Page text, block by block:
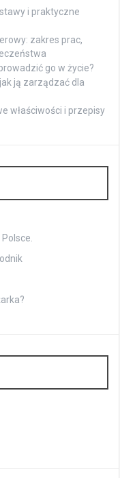
i praktyczne
zakres prac,
go w życie?
ją zarządzać dla
właściwości i przepisy